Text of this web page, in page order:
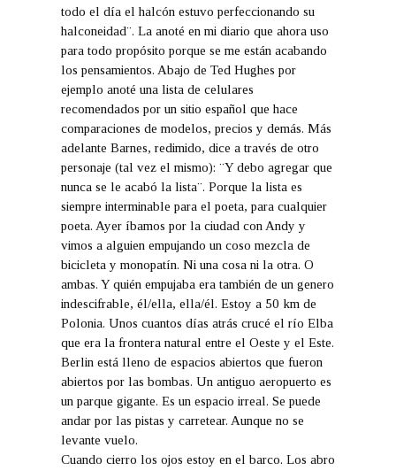
todo el día el halcón estuvo perfeccionando su
halconeidad¨. La anoté en mi diario que ahora uso
para todo propósito porque se me están acabando
los pensamientos. Abajo de Ted Hughes por
ejemplo anoté una lista de celulares
recomendados por un sitio español que hace
comparaciones de modelos, precios y demás. Más
adelante Barnes, redimido, dice a través de otro
personaje (tal vez el mismo): ¨Y debo agregar que
nunca se le acabó la lista¨. Porque la lista es
siempre interminable para el poeta, para cualquier
poeta. Ayer íbamos por la ciudad con Andy y
vimos a alguien empujando un coso mezcla de
bicicleta y monopatín. Ni una cosa ni la otra. O
ambas. Y quién empujaba era también de un genero
indescifrable, él/ella, ella/él. Estoy a 50 km de
Polonia. Unos cuantos días atrás crucé el río Elba
que era la frontera natural entre el Oeste y el Este.
Berlin está lleno de espacios abiertos que fueron
abiertos por las bombas. Un antiguo aeropuerto es
un parque gigante. Es un espacio irreal. Se puede
andar por las pistas y carretear. Aunque no se
levante vuelo.
Cuando cierro los ojos estoy en el barco. Los abro